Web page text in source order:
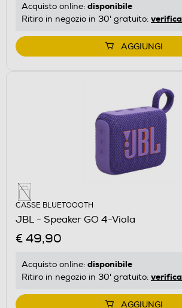
Acquisto online: disponibile
Ritiro in negozio in 30' gratuito: verifica
AGGIUNGI
CASSE BLUETOOOTH
JBL - Speaker GO 4-Viola
€ 49,90
Acquisto online: disponibile
Ritiro in negozio in 30' gratuito: verifica
AGGIUNGI